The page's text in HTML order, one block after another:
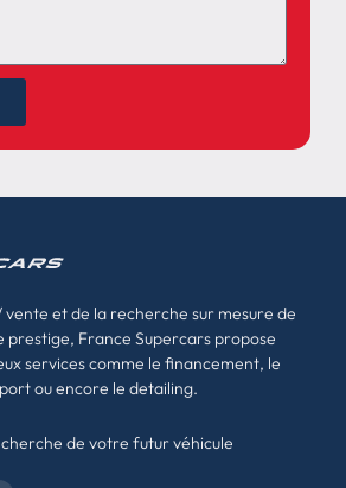
vente et de la recherche sur mesure de
prestige, France Supercars propose
services comme le financement, le
ou encore le detailing.
de votre futur véhicule